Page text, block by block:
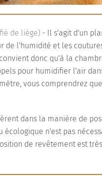
de liège) - Il s'agit d'un
de l'humidité et les
donc qu'à la
pour humidifier l'air
vous comprendrez
dans la manière de
écologique n'est pas
de revêtement est